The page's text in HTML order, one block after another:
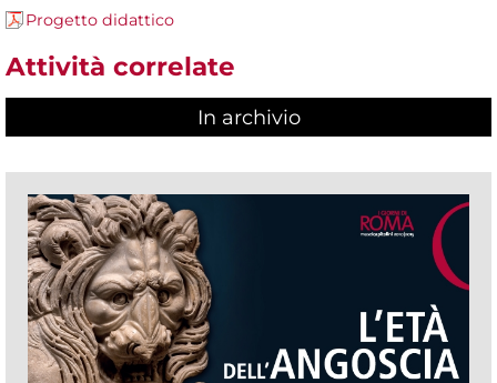
Progetto didattico
Attività correlate
In archivio